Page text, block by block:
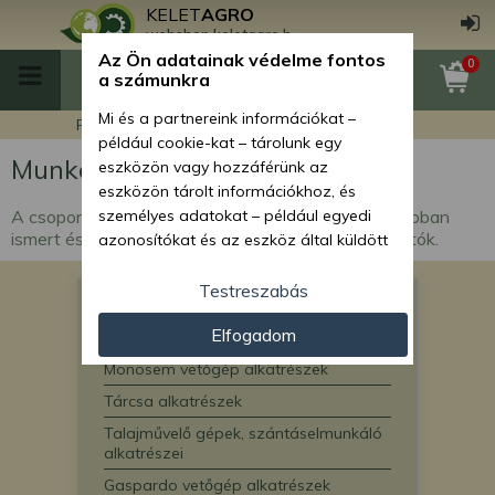
KELETAGRO
webshop.keletagro.hu
0
Főoldal Munkagép alkatrészek
Munkagép alkatrészek
A csoportban a magyar mezőgazdaságban a legjobban
ismert és használt munkagépek alkatrészei találhatók.
SPC vetőgép alkatrészek
Monosem vetőgép alkatrészek
Tárcsa alkatrészek
Talajművelő gépek, szántáselmunkáló
alkatrészei
Gaspardo vetőgép alkatrészek
Az Ön adatainak védelme fontos
a számunkra
Mi és a partnereink információkat –
például cookie-kat – tárolunk egy
eszközön vagy hozzáférünk az
eszközön tárolt információkhoz, és
személyes adatokat – például egyedi
azonosítókat és az eszköz által küldött
személyre szabott hirdetések és
tartalom nyújtásához, hirdetés- és
tartalomméréshez, nézettségi adatok
gyűjtéséhez, valamint termékek
kifejlesztéséhez és a termékek
javításához. Az Ön engedélyével mi és a
partnereink eszközleolvasásos
módszerrel szerzett pontos geolokációs
adatokat és azonosítási információkat
Testreszabás
Elfogadom